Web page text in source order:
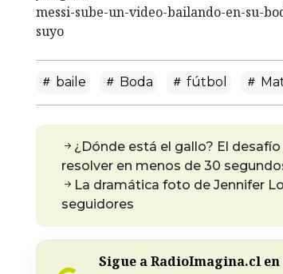
messi-sube-un-video-bailando-en-su-
suyo
baile Boda fútbol
¿Dónde está el gallo? El
resolver en menos de 30
La dramática foto de Jennifer
seguidores
Sigue a RadioImagina.cl